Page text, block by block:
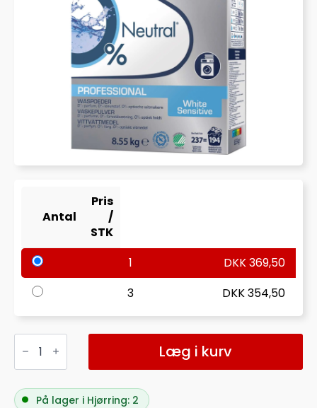
Antal
Pris
/
STK
1
DKK369,50
3
DKK354,50
VASKEPULVER
NEUTRAL
PROF.
WHITE
antal
Læg i kurv
På lager i Hjørring: 2